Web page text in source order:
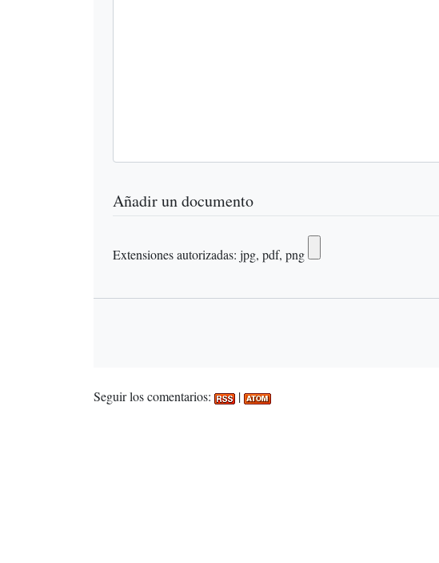
Añadir un documento
Extensiones autorizadas: jpg, pdf, png
Seguir los comentarios: |